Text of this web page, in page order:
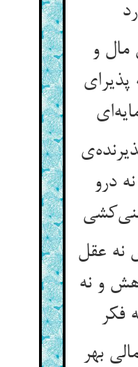
مال و
درو
نه عقل
و نه
بهر